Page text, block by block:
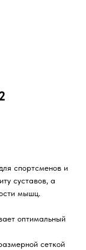
спортсменов и
суставов, а
мышц.
оптимальный
сеткой